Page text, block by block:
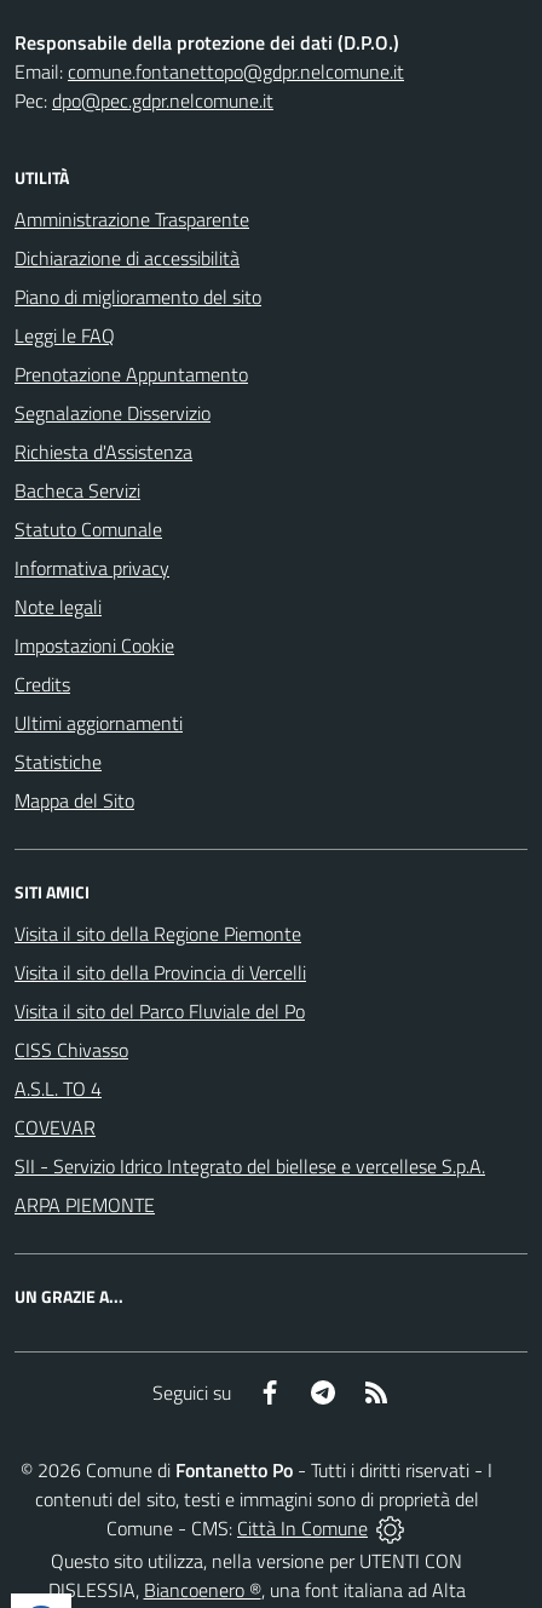
Responsabile della protezione dei dati (D.P.O.)
Email:comune.fontanettopo@gdpr.nelcomune.it
Pec:dpo@pec.gdpr.nelcomune.it
UTILITÀ
Amministrazione Trasparente
Dichiarazione di accessibilità
Piano di miglioramento del sito
Leggi le FAQ
Prenotazione Appuntamento
Segnalazione Disservizio
Richiesta d'Assistenza
Bacheca Servizi
Statuto Comunale
Informativa privacy
Note legali
Impostazioni Cookie
Credits
Ultimi aggiornamenti
Statistiche
Mappa del Sito
SITI AMICI
Visita il sito della Regione Piemonte
Visita il sito della Provincia di Vercelli
Visita il sito del Parco Fluviale del Po
CISS Chivasso
A.S.L. TO 4
COVEVAR
SII - Servizio Idrico Integrato del biellese e vercellese S.p.A.
ARPA PIEMONTE
UN GRAZIE A...
Seguici su Facebook Telegram
© 2026 Comune di Fontanetto Po - Tutti i diritti riservati - I
contenuti del sito, testi e immagini sono di proprietà del
Comune - CMS: Città In Comune
Questo sito utilizza, nella versione per UTENTI CON
DISLESSIA, Biancoenero ®, una font italiana ad Alta